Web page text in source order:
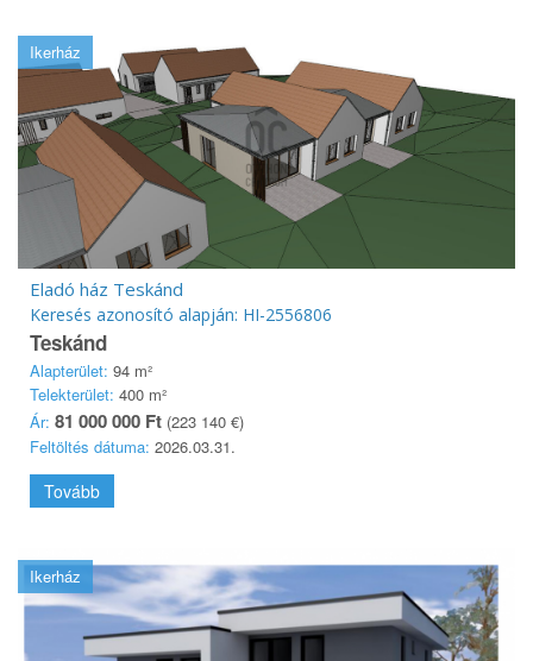
Ikerház
Eladó ház Teskánd
Keresés azonosító alapján: HI-2556806
Teskánd
Alapterület: 94 m²
Telekterület: 400 m²
Ár: 81 000 000 Ft (223 140 €)
Feltöltés dátuma: 2026.03.31.
Tovább
Ikerház